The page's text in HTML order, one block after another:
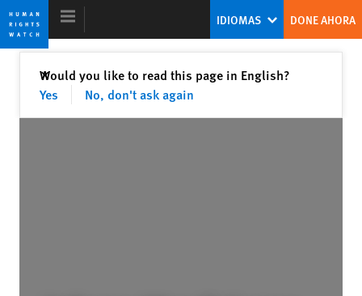
Skip
to
cookie
privacy
Skip
to
main
content
World Report 2013
IDIOMAS DONE AHORA
Would you like to read this page in English?
Yes
No, don't ask again
✕Cerrar